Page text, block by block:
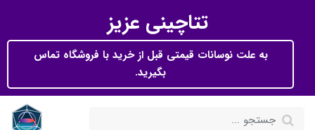
تتاچینی عزیز
به علت نوسانات قیمتی قبل از خرید با فروشگاه تماس
بگیرید.